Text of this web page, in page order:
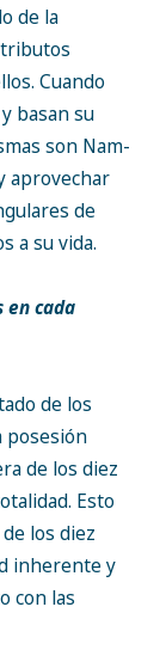
de la
Cuando
basan su
son Nam-
aprovechar
de
a su vida.
en cada
de los
posesión
de los diez
Esto
los diez
inherente y
con las